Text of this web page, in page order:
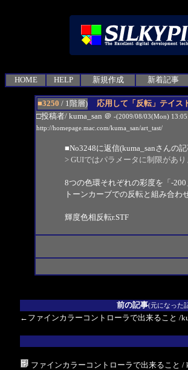
HOME HELP 新規作成 新着記事
■3250 / 1階層)
応用して「反転」テイス
□投稿者/ kuma_san ＠ -(2009/08/03(Mon)
http://homepage.mac.com/kuma_san/art_tast/
■No3248に返信(kuma_sanさんの
> GUIではパラメータに制限があ
8つの色環それぞれの彩度を「-
トーンカーブでの反転と組み合
輝度色相反転r.STF
前の記事(元になった
←ファインカラーコントローラで出来ること /
ファインカラーコントローラで出来ること /